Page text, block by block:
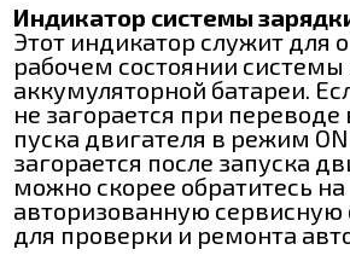
Индикатор системы
Этот индикатор служит для
рабочем состоянии системы
аккумуляторной батареи.
не загорается при
пуска двигателя в режим
загорается после запуска
можно скорее обратитесь на
авторизованную сервисную
для проверки и ремонта